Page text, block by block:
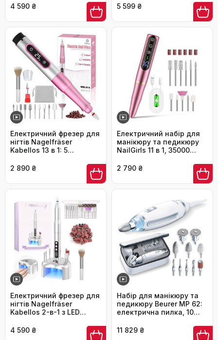
LCD-дисплей,
регулювання напрямку
обертання, чорний
4 590 ₴
швидкості та напрямку,
5 599 ₴
Електричний фрезер для
нігтів Nagelfräser
Kabellos 13 в 1: 5
хв, USB, для гель-
2 890 ₴
Електричний набір для
манікюру та педикюру
NailGirls 11 в 1, 35000
2 790 ₴
Електричний фрезер для
нігтів Nagelfräser
Kabellos 2-в-1 з LED
педикюру, 35000 об/хв,
4 590 ₴
Набір для манікюру та
педикюру Beurer MP 62:
електрична пилка, 10
регулювання швидкості,
11 829 ₴